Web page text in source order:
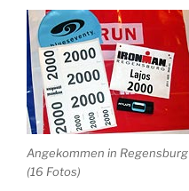
Angekommen in Regensburg
(16 Fotos)